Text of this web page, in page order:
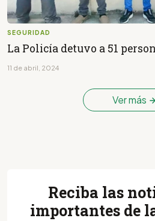
SEGURIDAD
La Policía detuvo a 51
11 de abril, 2024
Ver más
Reciba las
importantes de